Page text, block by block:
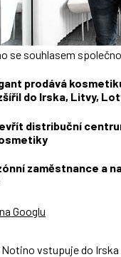
se souhlasem
prodává
do Irska, Litvy,
distribuční
zaměstnance a
Googlu
vstupuje do